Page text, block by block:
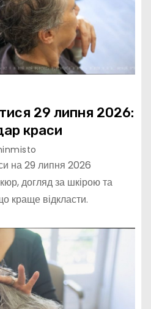
29 липня 2026:
краси
на 29 липня 2026
догляд за шкірою та
краще відкласти.